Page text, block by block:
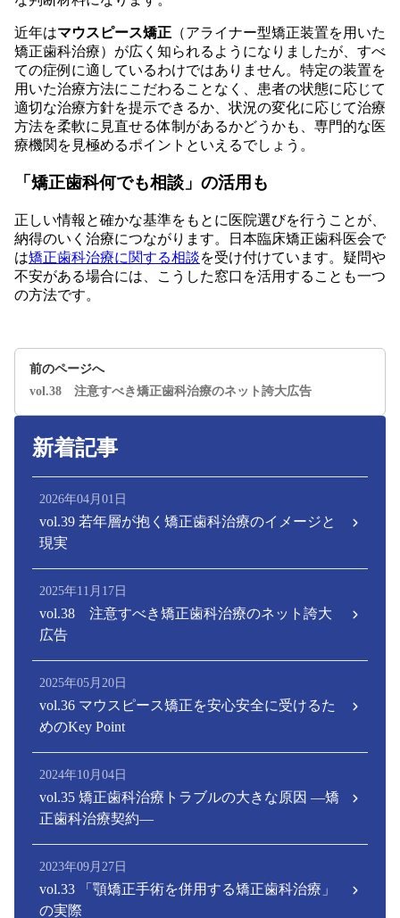
近年はマウスピース矯正 （アライナー型矯正装置を用いた
矯正歯科治療）が広く知られるようになりましたが、すべ
ての症例に適しているわけではありません。特定の装置を
用いた治療方法にこだわることなく、患者の状態に応じて
適切な治療方針を提示できるか、状況の変化に応じて治療
方法を柔軟に見直せる体制があるかどうかも、専門的な医
療機関を見極めるポイントといえるでしょう。
「矯正歯科何でも相談」の活用も
正しい情報と確かな基準をもとに医院選びを行うことが、
納得のいく治療につながります。日本臨床矯正歯科医会で
は矯正歯科治療に関する相談を受け付けています。疑問や
不安がある場合には、こうした窓口を活用することも一つ
の方法です。
前のページへ
vol.38 注意すべき矯正歯科治療のネット誇大広告
新着記事
2026年04月01日
vol.39 若年層が抱く矯正歯科治療のイメージと
現実
2025年11月17日
vol.38 注意すべき矯正歯科治療のネット誇大
広告
2025年05月20日
vol.36 マウスピース矯正を安心安全に受けるた
めのKey Point
2024年10月04日
vol.35 矯正歯科治療トラブルの大きな原因 ―矯
正歯科治療契約―
2023年09月27日
vol.33 「顎矯正手術を併用する矯正歯科治療」
の実際